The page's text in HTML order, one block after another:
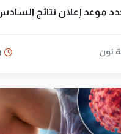
موعد إعلان نتائج
نون